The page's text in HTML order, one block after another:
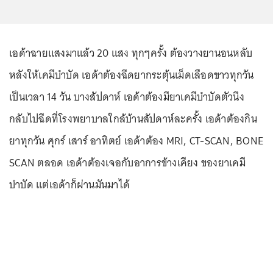
เอด้าฉายแสงมาแล้ว 20 แสง ทุกๆครั้ง ต้องวางยานอนหลับ
หลังให้เคมีบำบัด เอด้าต้องฉีดยากระตุ้นเม็ดเลือดขาวทุกวัน
เป็นเวลา 14 วัน บางสัปดาห์ เอด้าต้องมียาเคมีบำบัดตัวนึง
กลับไปฉีดที่โรงพยาบาลใกล้บ้านสัปดาห์ละครั้ง เอด้าต้องกิน
ยาทุกวัน ศุกร์ เสาร์ อาทิตย์ เอด้าต้อง MRI, CT-SCAN, BONE
SCAN ตลอด เอด้าต้องเจอกับอาการข้างเคียง ของยาเคมี
บำบัด แต่เอด้าก็ผ่านมันมาได้